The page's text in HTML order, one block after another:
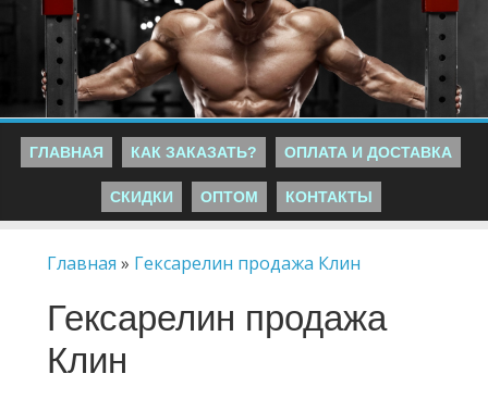
ГЛАВНАЯ КАК ЗАКАЗАТЬ? ОПЛАТА И ДОСТАВКА
СКИДКИ ОПТОМ КОНТАКТЫ
Главная » Гексарелин продажа Клин
Гексарелин продажа
Клин